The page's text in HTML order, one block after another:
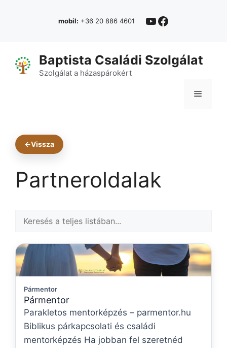
mobil: +36 20 886 4601 YouTube
Facebook
Baptista Családi Szolgálat
Szolgálat a házaspárokért
Menü
←Vissza
Partneroldalak
Pármentor
Pármentor
Parakletos mentorképzés – parmentor.hu
Biblikus párkapcsolati és családi
mentorképzés Ha jobban fel szeretnéd